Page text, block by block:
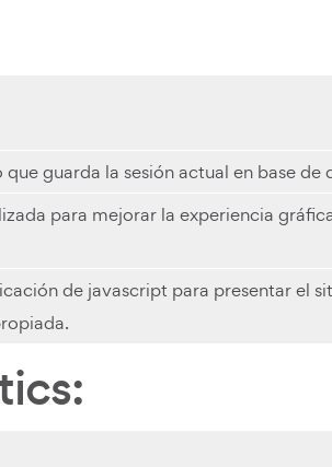
guarda la sesión actual en base de
para mejorar la experiencia
de javascript para presentar el